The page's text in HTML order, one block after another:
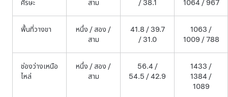
ศีรษะ
สาม
/ 38.1
1064 / 967
พื้นที่วางขา
หนึ่ง / สอง /
สาม
41.8 / 39.7
/ 31.0
1063 /
1009 / 788
ช่องว่างเหนือ
ไหล่
หนึ่ง / สอง /
สาม
56.4 /
54.5 / 42.9
1433 /
1384 /
1089